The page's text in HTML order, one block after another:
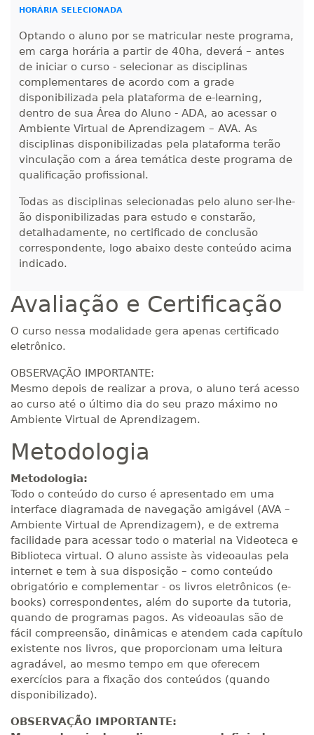
220 H 28dias 90 dias
R$ 1.090,51
Matricular
240 H 30dias 90dias
R$ 1.189,66
Matricular
260 H 33 dias 90dias
R$ 1.288,78
280 H 35dias 120dias
R$ 1.387,93
Matricular
320 H 40dias 120dias
R$ 1.586,20
340 H 43dias 120 dias
Matricular
360 H 45dias
380 H 48dias 150 dias
Matricular
400 H 50 dias dias
R$ 1.982,74
Matricular
420 H 53dias 150dias
R$ 2.082,12
Matricular
440 H 55dias 150dias
R$ 2.240,16
Matricular
HORÁRIA SELECIONADA
Optando o aluno por se matricular neste programa,
em carga horária a partir de 40ha, deverá – antes
de iniciar o curso - selecionar as disciplinas
complementares de acordo com a grade
disponibilizada pela plataforma de e-learning,
dentro de sua Área do Aluno - ADA, ao acessar o
Ambiente Virtual de Aprendizagem – AVA. As
disciplinas disponibilizadas pela plataforma terão
vinculação com a área temática deste programa de
qualificação profissional.
Todas as disciplinas selecionadas pelo aluno ser-lhe-
ão disponibilizadas para estudo e constarão,
detalhadamente, no certificado de conclusão
correspondente, logo abaixo deste conteúdo acima
indicado.
Avaliação e Certificação
O curso nessa modalidade gera apenas certificado
eletrônico.
OBSERVAÇÃO IMPORTANTE:
Mesmo depois de realizar a prova, o aluno terá acesso
ao curso até o último dia do seu prazo máximo no
Ambiente Virtual de Aprendizagem.
Metodologia
Metodologia:
Todo o conteúdo do curso é apresentado em uma
interface diagramada de navegação amigável (AVA –
Ambiente Virtual de Aprendizagem), e de extrema
facilidade para acessar todo o material na Videoteca e
Biblioteca virtual. O aluno assiste às videoaulas pela
internet e tem à sua disposição – como conteúdo
obrigatório e complementar - os livros eletrônicos (e-
books) correspondentes, além do suporte da tutoria,
quando de programas pagos. As videoaulas são de
fácil compreensão, dinâmicas e atendem cada capítulo
existente nos livros, que proporcionam uma leitura
agradável, ao mesmo tempo em que oferecem
exercícios para a fixação dos conteúdos (quando
disponibilizado).
OBSERVAÇÃO IMPORTANTE: